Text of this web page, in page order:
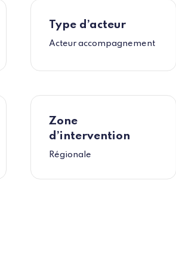
Type d’acteur
Acteur accompagnement
Zone
d’intervention
Régionale